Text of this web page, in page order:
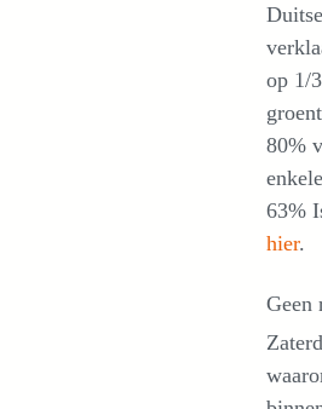
op 1/
80%
63%
hier.
Geen